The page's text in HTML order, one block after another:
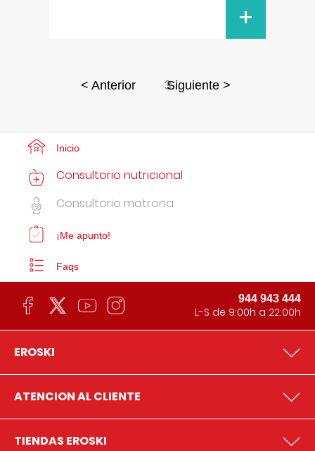
+
< Anterior 3Siguiente >
Inicio
Consultorio nutricional
Consultorio matrona
¡Me apunto!
Faqs
944 943 444
L-S de 9:00h a 22:00h
EROSKI
ATENCION AL CLIENTE
TIENDAS EROSKI